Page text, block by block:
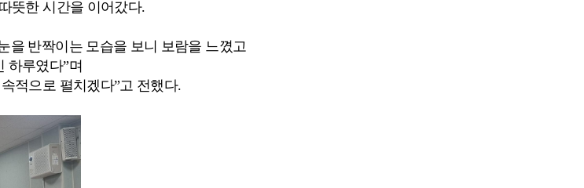
뜻한 시간을 이어갔다.
을 반짝이는 모습을 보니 보람을 느꼈고
하루였다”며
적으로 펼치겠다”고 전했다.